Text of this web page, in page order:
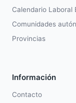
Calendario Laboral
Comunidades
Provincias
Información
Contacto